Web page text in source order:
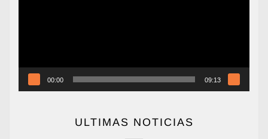
00:00 09:13
ULTIMAS NOTICIAS